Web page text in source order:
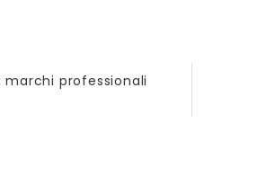
professionali